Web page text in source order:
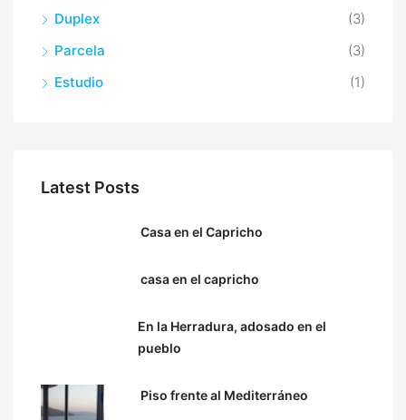
Duplex
(3)
Parcela
(3)
Estudio
(1)
Latest Posts
Casa en el Capricho
casa en el capricho
En la Herradura, adosado en el
pueblo
Piso frente al Mediterráneo